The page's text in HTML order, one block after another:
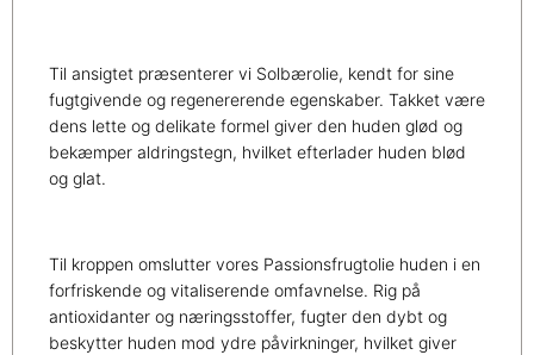
Til ansigtet præsenterer vi Solbærolie, kendt for sine
fugtgivende og regenererende egenskaber. Takket være
dens lette og delikate formel giver den huden glød og
bekæmper aldringstegn, hvilket efterlader huden blød
og glat.
Til kroppen omslutter vores Passionsfrugtolie huden i en
forfriskende og vitaliserende omfavnelse. Rig på
antioxidanter og næringsstoffer, fugter den dybt og
beskytter huden mod ydre påvirkninger, hvilket giver